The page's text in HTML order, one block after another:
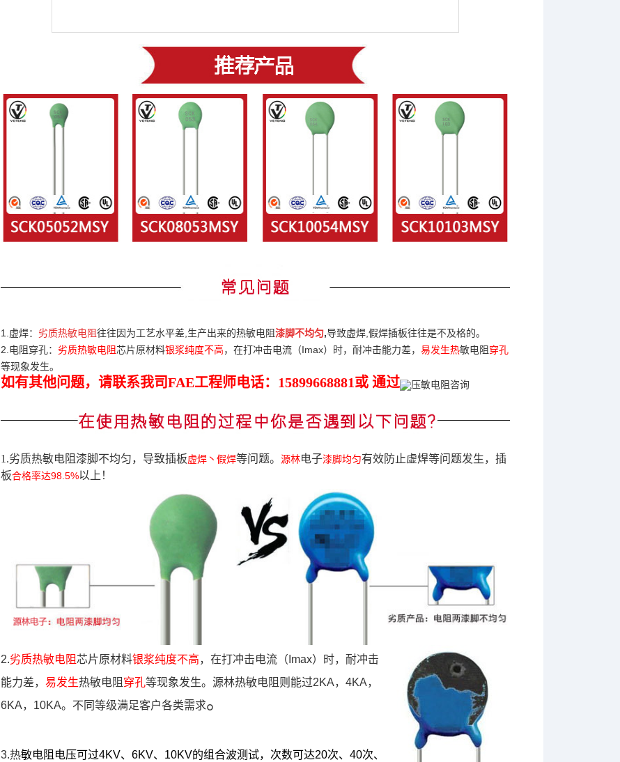
1.虚焊： 劣质热敏电阻往往因为工艺水平差,生产出来的热敏电阻漆脚不均匀,导致虚焊,假焊插板往往是不及格的。
2.电阻穿孔： 劣质热敏电阻芯片原材料银浆纯度不高，在打冲击电流（Imax）时，耐冲击能力差， 易发生热敏电阻穿孔
等现象发生。
如有其他问题，请联系我司 FAE工程师电话：15899668881或 通过
1.劣质热敏电阻漆脚不均匀，导致插板虚焊丶假焊等问题。 源林电子漆脚均匀有效防止虚焊等问题发生，插
板合格率达98.5%以上！
2.劣质热敏电阻芯片原材料银浆纯度不高，在打冲击电流（Imax）时，耐冲击
能力差， 易发生热敏电阻 穿孔等现象发生。源林热敏电阻则能过2KA，4KA，
6KA，10KA。不同等级满足客户各类需求。
3.热敏电阻电压可过4KV、6KV、10KV的组合波测试， 次数可达20次、40次、